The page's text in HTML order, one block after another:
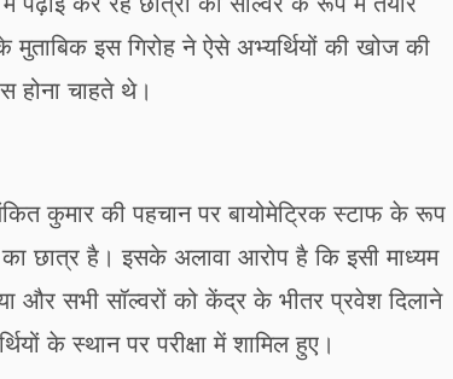
मुताबिक इस गिरोह ने ऐसे अभ्यर्थियों की खोज की
होना चाहते थे।
कुमार की पहचान पर बायोमेट्रिक स्टाफ के रूप
छात्र है। इसके अलावा आरोप है कि इसी माध्यम
और सभी सॉल्वरों को केंद्र के भीतर प्रवेश दिलाने
के स्थान पर परीक्षा में शामिल हुए।